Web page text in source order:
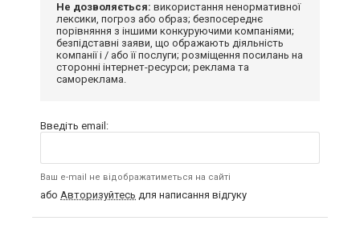
Не дозволяється: використання ненормативної
лексики, погроз або образ; безпосереднє
порівняння з іншими конкуруючими компаніями;
безпідставні заяви, що ображають діяльність
компанії і / або її послуги; розміщення посилань на
сторонні інтернет-ресурси; реклама та
самореклама.
Введіть email:
Ваш e-mail не відображатиметься на сайті
або Авторизуйтесь для написання відгуку